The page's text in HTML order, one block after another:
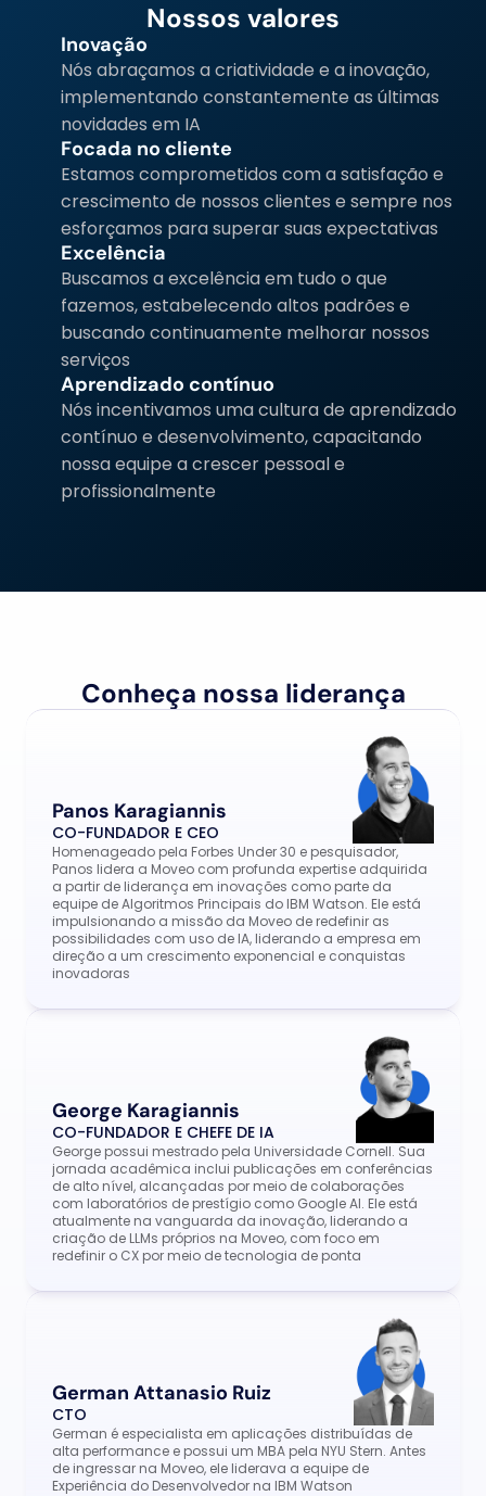
Nossos valores
Inovação
Nós abraçamos a criatividade e a inovação,
implementando constantemente as últimas
novidades em IA
Focada no cliente
Estamos comprometidos com a satisfação e
crescimento de nossos clientes e sempre nos
esforçamos para superar suas expectativas
Excelência
Buscamos a excelência em tudo o que
fazemos, estabelecendo altos padrões e
buscando continuamente melhorar nossos
serviços
Aprendizado contínuo
Nós incentivamos uma cultura de aprendizado
contínuo e desenvolvimento, capacitando
nossa equipe a crescer pessoal e
profissionalmente
Conheça nossa liderança
Panos Karagiannis
CO-FUNDADOR E CEO
Homenageado pela Forbes Under 30 e pesquisador,
Panos lidera a Moveo com profunda expertise adquirida
a partir de liderança em inovações como parte da
equipe de Algoritmos Principais do IBM Watson. Ele está
impulsionando a missão da Moveo de redefinir as
possibilidades com uso de IA, liderando a empresa em
direção a um crescimento exponencial e conquistas
inovadoras
George Karagiannis
CO-FUNDADOR E CHEFE DE IA
George possui mestrado pela Universidade Cornell. Sua
jornada acadêmica inclui publicações em conferências
de alto nível, alcançadas por meio de colaborações
com laboratórios de prestígio como Google AI. Ele está
atualmente na vanguarda da inovação, liderando a
criação de LLMs próprios na Moveo, com foco em
redefinir o CX por meio de tecnologia de ponta
German Attanasio Ruiz
CTO
German é especialista em aplicações distribuídas de
alta performance e possui um MBA pela NYU Stern. Antes
de ingressar na Moveo, ele liderava a equipe de
Experiência do Desenvolvedor na IBM Watson